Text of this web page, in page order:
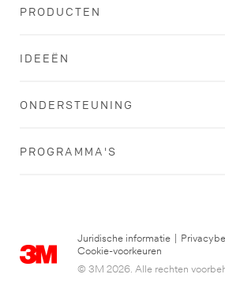
PRODUCTEN
IDEEËN
ONDERSTEUNING
PROGRAMMA'S
Juridische informatie
Cookie-voorkeuren
© 3M 2026. Alle rechten